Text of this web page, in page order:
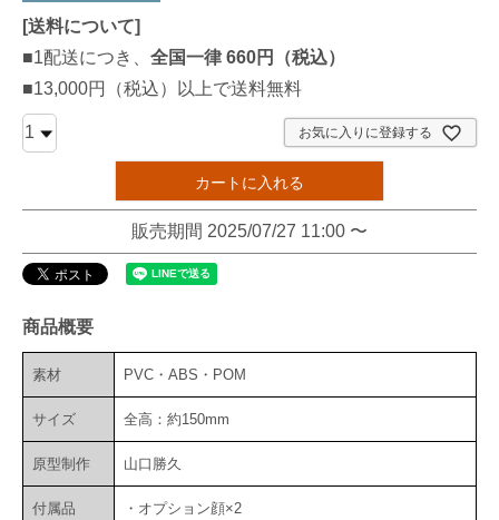
[送料について]
■1配送につき、 全国一律 660円（税込）
■13,000円（税込）以上で送料無料
お気に入りに登録する
カートに入れる
販売期間 2025/07/27 11:00 〜
商品概要
素材 PVC・ABS・POM
サイズ 全高：約150mm
原型制作 山口勝久
付属品
・オプション顔×2